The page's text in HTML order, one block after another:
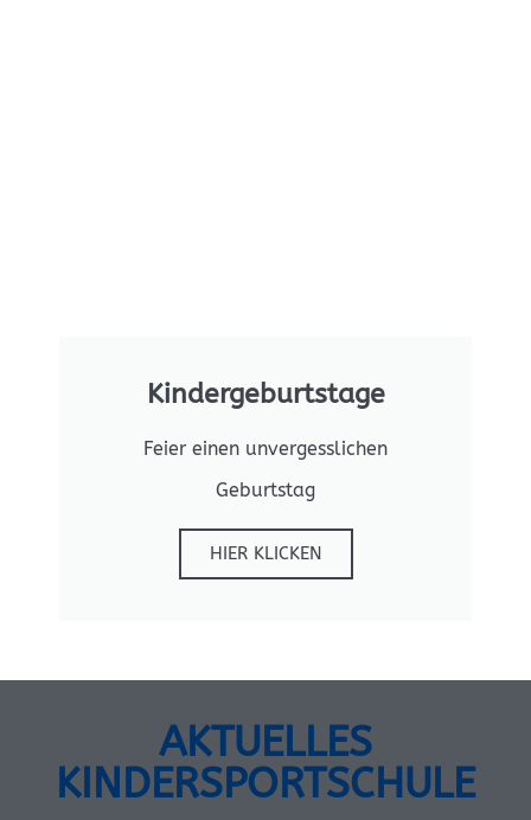
Kindergeburtstage
Feier einen unvergesslichen
Geburtstag
HIER KLICKEN
AKTUELLES
KINDERSPORTSCHULE